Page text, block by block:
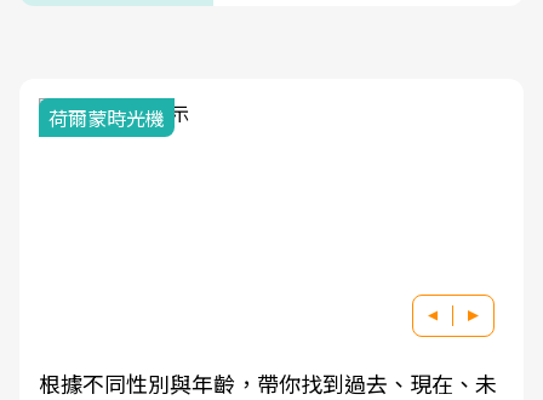
荷爾蒙時光機
根據不同性別與年齡，帶你找到過去、現在、未